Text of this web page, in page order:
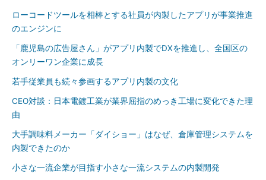
ローコードツールを相棒とする社員が内製したアプリが事業推進
のエンジンに
「鹿児島の広告屋さん」がアプリ内製でDXを推進し、全国区の
オンリーワン企業に成長
若手従業員も続々参画するアプリ内製の文化
CEO対談：日本電鍍工業が業界屈指のめっき工場に変化できた理
由
大手調味料メーカー「ダイショー」はなぜ、倉庫管理システムを
内製できたのか
小さな一流企業が目指す小さな一流システムの内製開発